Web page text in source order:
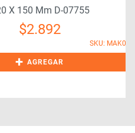
Broca Paleta 20 X 150 Mm D-07755
SKU: MAK0106